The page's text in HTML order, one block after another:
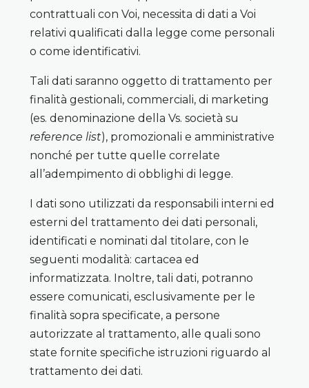
contrattuali con Voi, necessita di dati a Voi
relativi qualificati dalla legge come personali
o come identificativi.
Tali dati saranno oggetto di trattamento per
finalità gestionali, commerciali, di marketing
(es. denominazione della Vs. società su
reference list), promozionali e amministrative
nonché per tutte quelle correlate
all’adempimento di obblighi di legge.
I dati sono utilizzati da responsabili interni ed
esterni del trattamento dei dati personali,
identificati e nominati dal titolare, con le
seguenti modalità: cartacea ed
informatizzata. Inoltre, tali dati, potranno
essere comunicati, esclusivamente per le
finalità sopra specificate, a persone
autorizzate al trattamento, alle quali sono
state fornite specifiche istruzioni riguardo al
trattamento dei dati.